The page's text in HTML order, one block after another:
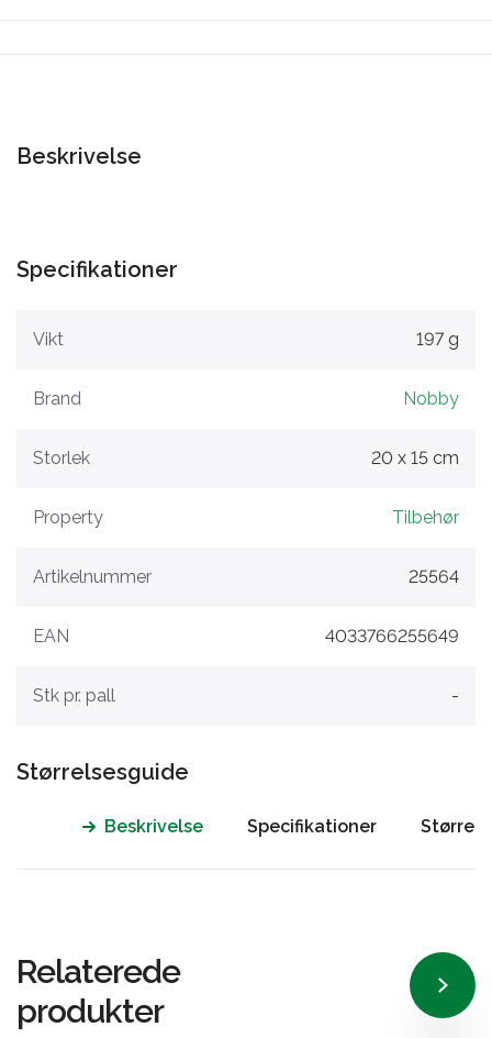
Beskrivelse
Specifikationer
Vikt 197 g
Brand Nobby
Storlek 20 x 15 cm
Property Tilbehør
Artikelnummer 25564
EAN 4033766255649
Stk pr. pall -
Størrelsesguide
Beskrivelse Specifikationer
Relaterede
produkter